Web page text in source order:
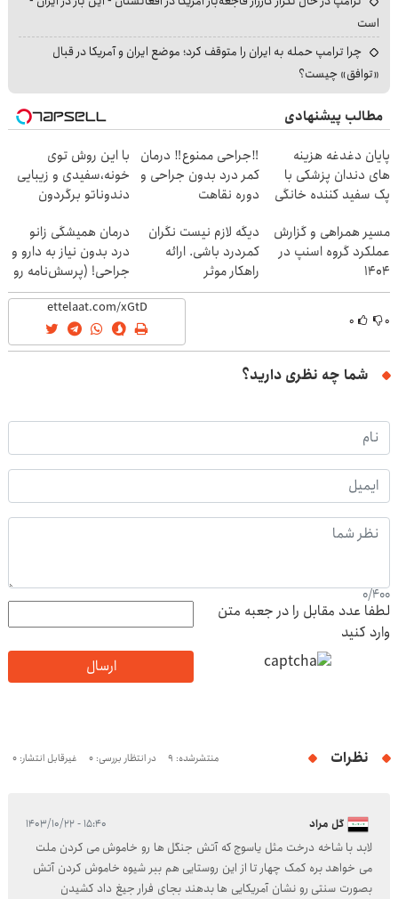
است
چرا ترامپ حمله به ایران را متوقف کرد؛ موضع ایران و آمریکا در قبال
«توافق» چیست؟
مطالب پیشنهادی
پایان دغدغه هزینه
های دندان پزشکی با
پک سفید کننده خانگی
‼️جراحی ممنوع‼️ درمان
کمر درد بدون جراحی و
دوره نقاهت
با این روش توی
خونه،سفیدی و زیبایی
دندوناتو برگردون
مسیر همراهی و گزارش
عملکرد گروه اسنپ در
۱۴۰۴
دیگه لازم نیست نگران
کمردرد باشی. ارائه
راهکار موثر
درمان همیشگی زانو
درد بدون نیاز به دارو و
جراحی! (پرسش‌نامه رو
پر کن)
۰ ۰
شما چه نظری دارید؟
0/400
لطفا عدد مقابل را در جعبه متن
وارد کنید
ارسال
نظرات منتشرشده: 9 در انتظار بررسی: 0 غیرقابل انتشار: 0
گل مراد ۱۵:۴۰ - ۱۴۰۳/۱۰/۲۲
لابد با شاخه درخت مثل یاسوج که آتش جنگل ها رو خاموش می کردن ملت
می خواهد بره کمک چهار تا از این روستایی هم ببر شیوه خاموش کردن آتش
بصورت سنتی رو نشان آمریکایی ها بدهند بجای فرار جیغ داد کشیدن